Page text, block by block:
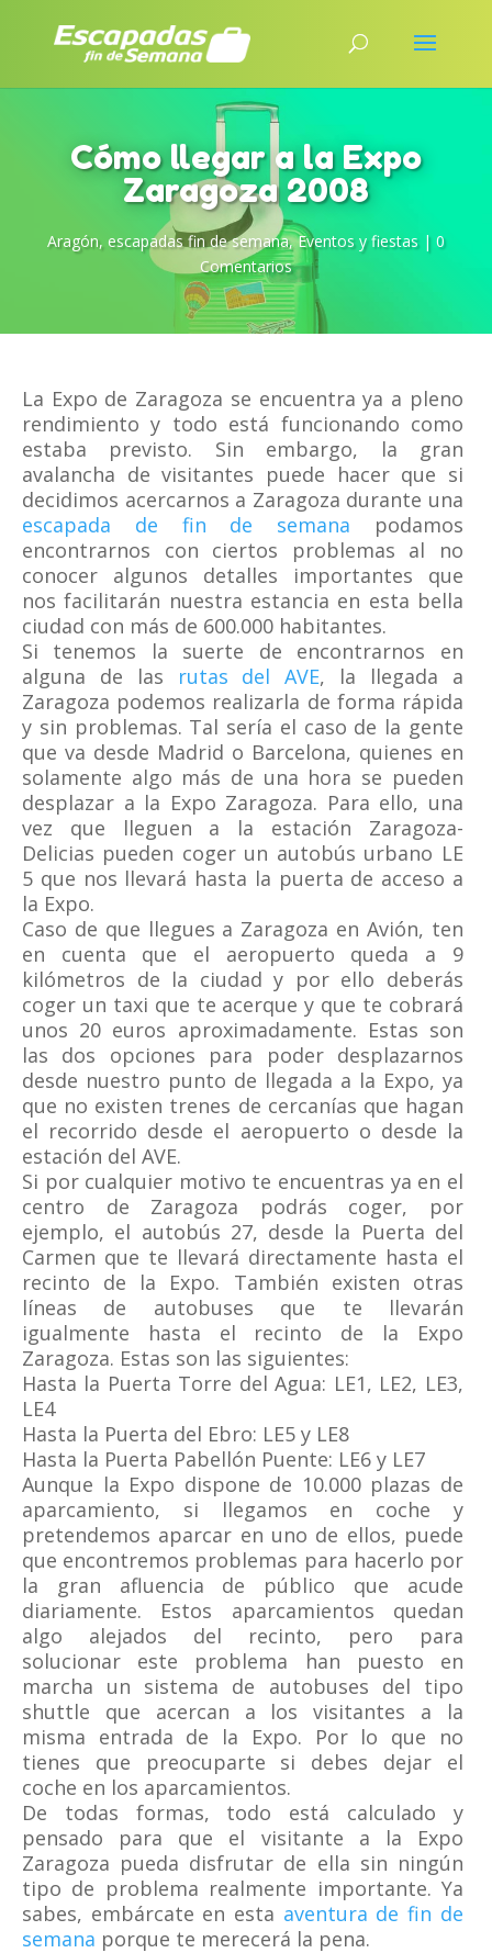
Cómo llegar a la Expo
Zaragoza 2008
Aragón, escapadas fin de semana,Eventos y fiestas| 0
Comentarios
La Expo de Zaragoza se encuentra ya a pleno
rendimiento y todo está funcionando como
estaba previsto. Sin embargo, la gran
avalancha de visitantes puede hacer que si
decidimos acercarnos a Zaragoza durante una
escapada de fin de semana podamos
encontrarnos con ciertos problemas al no
conocer algunos detalles importantes que
nos facilitarán nuestra estancia en esta bella
ciudad con más de 600.000 habitantes.
Si tenemos la suerte de encontrarnos en
alguna de las
rutas del AVE, la llegada a
Zaragoza podemos realizarla de forma rápida
y sin problemas. Tal sería el caso de la gente
que va desde Madrid o Barcelona, quienes en
solamente algo más de una hora se pueden
desplazar a la Expo Zaragoza. Para ello, una
vez que lleguen a la estación Zaragoza-
Delicias pueden coger un autobús urbano LE
5 que nos llevará hasta la puerta de acceso a
la Expo.
Caso de que llegues a Zaragoza en Avión, ten
en cuenta que el aeropuerto queda a 9
kilómetros de la ciudad y por ello deberás
coger un taxi que te acerque y que te cobrará
unos 20 euros aproximadamente. Estas son
las dos opciones para poder desplazarnos
desde nuestro punto de llegada a la Expo, ya
que no existen trenes de cercanías que hagan
el recorrido desde el aeropuerto o desde la
estación del AVE.
Si por cualquier motivo te encuentras ya en el
centro de Zaragoza podrás coger, por
ejemplo, el autobús 27, desde la Puerta del
Carmen que te llevará directamente hasta el
recinto de la Expo. También existen otras
líneas de autobuses que te llevarán
igualmente hasta el recinto de la Expo
Zaragoza. Estas son las siguientes:
Hasta la Puerta Torre del Agua: LE1, LE2, LE3,
LE4
Hasta la Puerta del Ebro: LE5 y LE8
Hasta la Puerta Pabellón Puente: LE6 y LE7
Aunque la Expo dispone de 10.000 plazas de
aparcamiento, si llegamos en coche y
pretendemos aparcar en uno de ellos, puede
que encontremos problemas para hacerlo por
la gran afluencia de público que acude
diariamente. Estos aparcamientos quedan
algo alejados del recinto, pero para
solucionar este problema han puesto en
marcha un sistema de autobuses del tipo
shuttle que acercan a los visitantes a la
misma entrada de la Expo. Por lo que no
tienes que preocuparte si debes dejar el
coche en los aparcamientos.
De todas formas, todo está calculado y
pensado para que el visitante a la Expo
Zaragoza pueda disfrutar de ella sin ningún
tipo de problema realmente importante. Ya
sabes, embárcate en esta aventura de fin de
semana porque te merecerá la pena.